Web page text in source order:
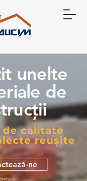
unelte
de
de calitate
reușite
ne